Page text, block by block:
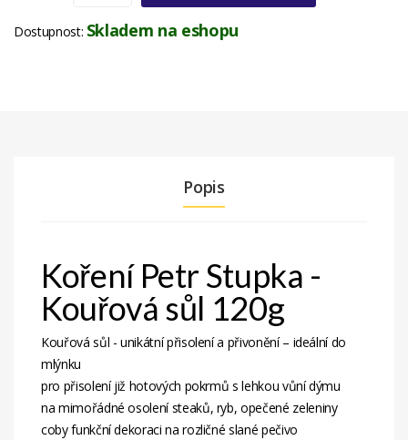
Dostupnost: Skladem na eshopu
Popis
Koření Petr Stupka -
Kouřová sůl 120g
Kouřová sůl - unikátní přisolení a přivonění – ideální do
mlýnku
pro přisolení již hotových pokrmů s lehkou vůní dýmu
na mimořádné osolení steaků, ryb, opečené zeleniny
coby funkční dekoraci na rozličné slané pečivo